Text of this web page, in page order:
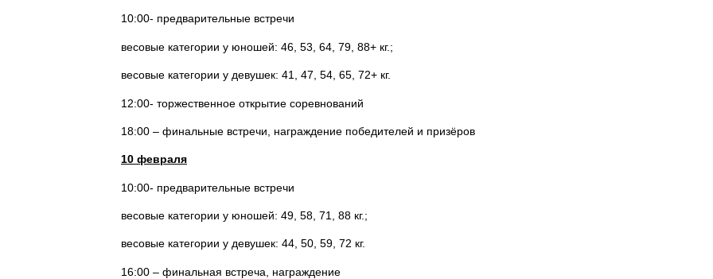
10:00- предварительные встречи
весовые категории у юношей: 46, 53, 64, 79, 88+ кг.;
весовые категории у девушек: 41, 47, 54, 65, 72+ кг.
12:00- торжественное открытие соревнований
18:00 – финальные встречи, награждение победителей и призёров
10 февраля
10:00- предварительные встречи
весовые категории у юношей: 49, 58, 71, 88 кг.;
весовые категории у девушек: 44, 50, 59, 72 кг.
16:00 – финальная встреча, награждение